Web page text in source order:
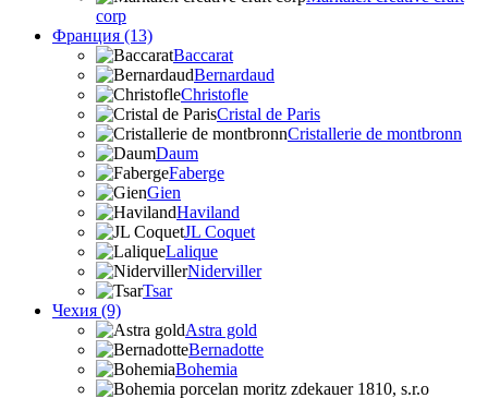
corp
Франция (13)
Baccarat
Bernardaud
Christofle
Cristal de Paris
Cristallerie de montbronn
Daum
Faberge
Gien
Haviland
JL Coquet
Lalique
Niderviller
Tsar
Чехия (9)
Astra gold
Bernadotte
Bohemia